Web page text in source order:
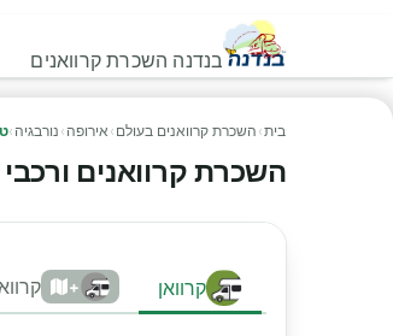
בנדנה השכרת קרוואנים
בית› השכרת קרוואנים בעולם › אירופה › נורבגיה ›
השכרת קרוואנים ורכבי
קרוואן +